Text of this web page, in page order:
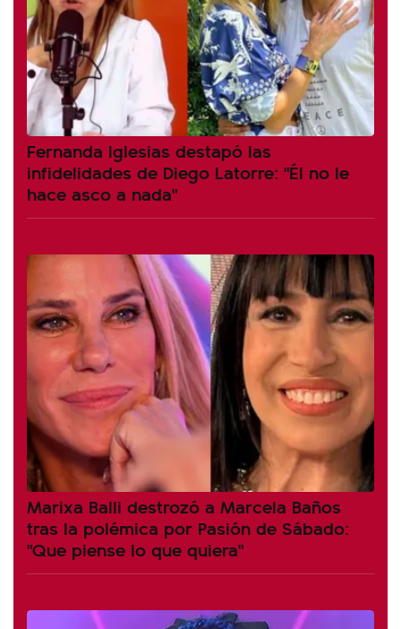
Fernanda Iglesias destapó las
infidelidades de Diego Latorre: "Él no le
hace asco a nada"
Marixa Balli destrozó a Marcela Baños
tras la polémica por Pasión de Sábado:
"Que piense lo que quiera"